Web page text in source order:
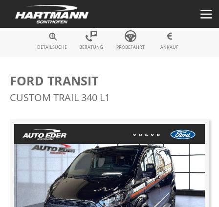
Fahrzeugsuche
DETAILSUCHE BERATUNG PROBEFAHRT ANKAUF
FORD TRANSIT
CUSTOM TRAIL 340 L1
Ende
der
Bildergalerie